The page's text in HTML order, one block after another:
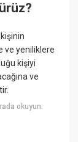
ve yeniliklere
kişiyi
ve
okuyun: